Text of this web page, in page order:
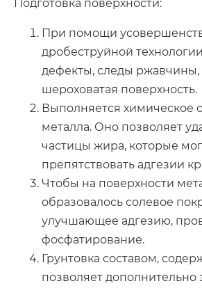
Подготовка поверхности:
При помощи
дробеструйной
дефекты, следы ржавчины,
шероховатая поверхность.
Выполняется химическое
металла. Оно позволяет
частицы жира, которые
препятствовать адгезии
Чтобы на поверхности
образовалось солевое
улучшающее адгезию,
фосфатирование.
Грунтовка составом,
позволяет дополнительно